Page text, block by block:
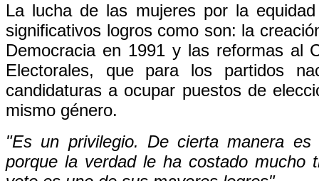
La lucha de las mujeres por la
significativos logros como son: la
Democracia en 1991 y las reformas al
Electorales, que para los partidos
candidaturas a ocupar puestos de
mismo género.
"Es un privilegio. De cierta manera
porque la verdad le ha costado mucho